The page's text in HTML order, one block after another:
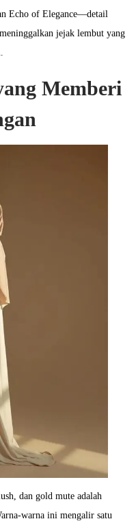
Echo of Elegance—detail
jejak lembut yang
Memberi
dan gold mute adalah
warna ini mengalir satu